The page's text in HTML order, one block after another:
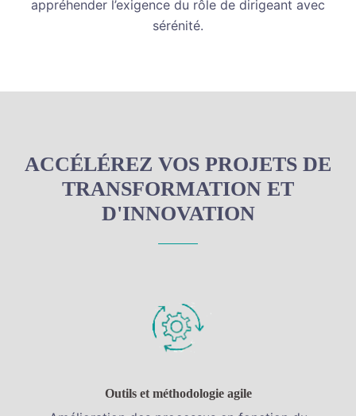
appréhender l’exigence du rôle de dirigeant avec
sérénité.
ACCÉLÉREZ VOS PROJETS DE
TRANSFORMATION ET
D'INNOVATION
Outils et méthodologie agile